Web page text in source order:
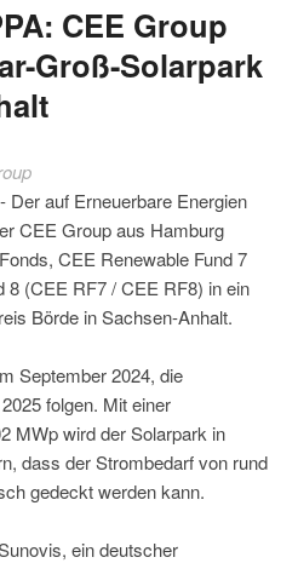
CEE Group
Groß-Solarpark
Der auf Erneuerbare Energien
CEE Group aus Hamburg
CEE Renewable Fund 7
8 (CEE RF7 / CEE RF8) in ein
Börde in Sachsen-Anhalt.
September 2024, die
folgen. Mit einer
MWp wird der Solarpark in
dass der Strombedarf von rund
gedeckt werden kann.
ein deutscher